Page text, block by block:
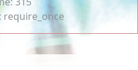
require_once